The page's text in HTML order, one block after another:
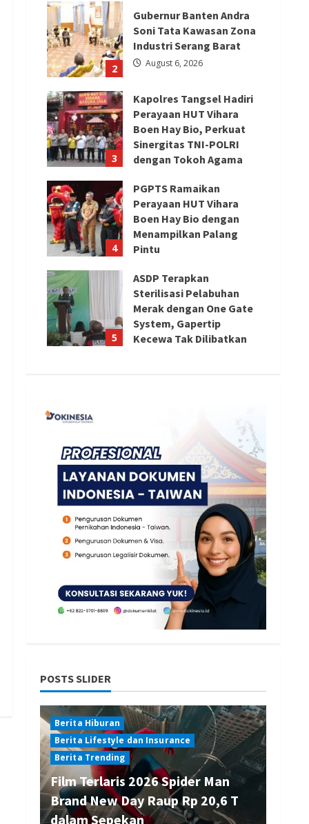
2
Gubernur Banten Andra
Soni Tata Kawasan Zona
Industri Serang Barat
August 6, 2026
3
Kapolres Tangsel Hadiri
Perayaan HUT Vihara
Boen Hay Bio, Perkuat
Sinergitas TNI-POLRI
dengan Tokoh Agama
4
PGPTS Ramaikan
Perayaan HUT Vihara
Boen Hay Bio dengan
Menampilkan Palang
Pintu
5
ASDP Terapkan
Sterilisasi Pelabuhan
Merak dengan One Gate
System, Gapertip
Kecewa Tak Dilibatkan
POSTS SLIDER
Berita Hiburan
Berita Lifestyle dan Insurance
Berita Trending
Film Terlaris 2026 Spider Man
Brand New Day Raup Rp 20,6 T
dalam Sepekan